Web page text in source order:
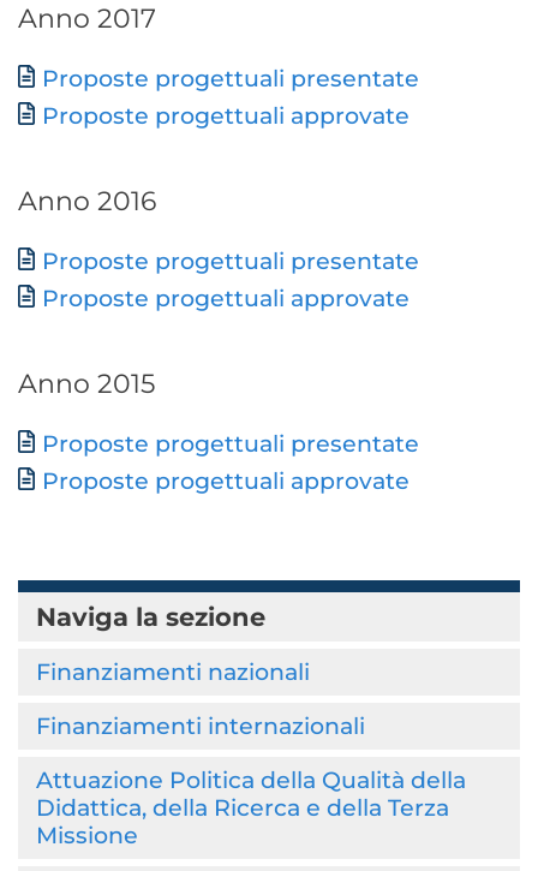
Anno 2017
Documento
Proposte progettuali presentate
Proposte progettuali approvate
Anno 2016
Documento
Proposte progettuali presentate
Proposte progettuali approvate
Anno 2015
Documento
Proposte progettuali presentate
Proposte progettuali approvate
Naviga la sezione
Finanziamenti nazionali
Finanziamenti internazionali
Attuazione Politica della Qualità della
Didattica, della Ricerca e della Terza
Missione